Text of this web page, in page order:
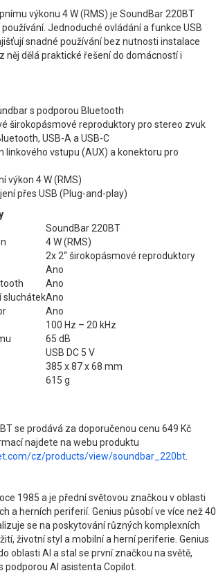
výkonu 4 W (RMS) je SoundBar 220BT
Jednoduché ovládání a funkce USB
snadné používání bez nutnosti instalace
něj dělá praktické řešení do domácností i
s podporou Bluetooth
širokopásmové reproduktory pro stereo zvuk
USB-A a USB-C
linkového vstupu (AUX) a konektoru pro
výkon 4 W (RMS)
přes USB (Plug-and-play)
SoundBar 220BT
4 W (RMS)
2x 2“ širokopásmové reproduktory
Ano
Ano
sluchátekAno
Ano
100 Hz – 20 kHz
65 dB
USB DC 5 V
385 x 87 x 68 mm
615 g
se prodává za doporučenou cenu 649 Kč
najdete na webu produktu
cz/products/view/soundbar_220bt
1985 a je přední světovou značkou v oblasti
a herních periferií. Genius působí ve více než 40
se na poskytování různých komplexních
životní styl a mobilní a herní periferie. Genius
oblasti AI a stal se první značkou na světě,
AI asistenta Copilot.